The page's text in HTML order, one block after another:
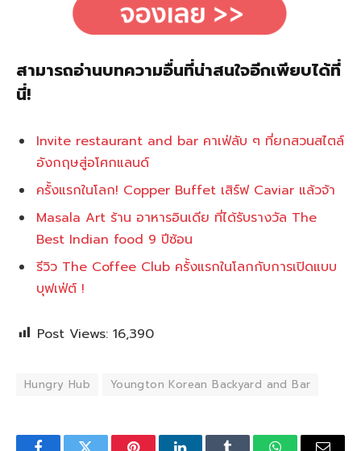
สามารถอ่านบทความอื่นที่น่าสนใจอีกเพียบได้ที่
นี่!
Invite restaurant and bar คาเฟ่ลับ ๆ ที่ยกสวนสไตล์
อังกฤษสู่อโศกแลนด์
ครั้งแรกในโลก! Copper Buffet เสิร์ฟ Caviar แล้วจ้า
Masala Art ร้าน อาหารอินเดีย ที่ได้รับรางวัล The
Best Indian food 9 ปีซ้อน
รีวิว The Coffee Club ครั้งแรกในโลกกับการเปิดแบบ
บุฟเฟ่ต์ !
Post Views: 16,390
Hungry Hub Youngton Korean Backyard and Bar